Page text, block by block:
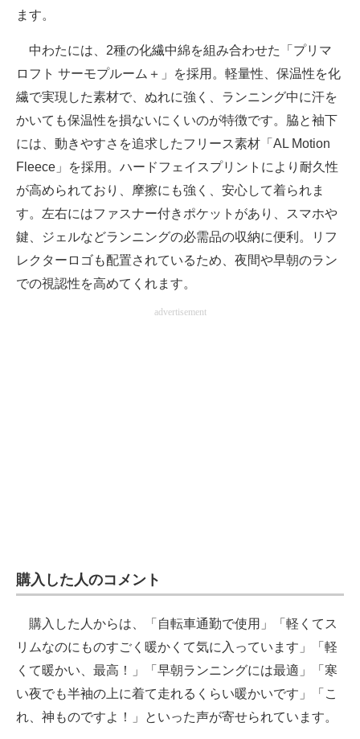
ます。
中わたには、2種の化繊中綿を組み合わせた「プリマ
ロフト サーモプルーム＋」を採用。軽量性、保温性を化
繊で実現した素材で、ぬれに強く、ランニング中に汗を
かいても保温性を損ないにくいのが特徴です。脇と袖下
には、動きやすさを追求したフリース素材「AL Motion
Fleece」を採用。ハードフェイスプリントにより耐久性
が高められており、摩擦にも強く、安心して着られま
す。左右にはファスナー付きポケットがあり、スマホや
鍵、ジェルなどランニングの必需品の収納に便利。リフ
レクターロゴも配置されているため、夜間や早朝のラン
での視認性を高めてくれます。
advertisement
購入した人のコメント
購入した人からは、「自転車通勤で使用」「軽くてス
リムなのにものすごく暖かくて気に入っています」「軽
くて暖かい、最高！」「早朝ランニングには最適」「寒
い夜でも半袖の上に着て走れるくらい暖かいです」「こ
れ、神ものですよ！」といった声が寄せられています。